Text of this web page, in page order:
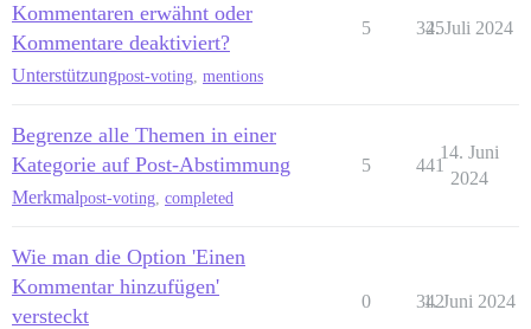
Kommentaren erwähnt oder
Kommentare deaktiviert?
Unterstützungpost-voting mentions
5 345
2. Juli 2024
Begrenze alle Themen in einer
Kategorie auf Post-Abstimmung
Merkmalpost-voting completed
5 441
14. Juni
2024
Wie man die Option 'Einen
Kommentar hinzufügen'
versteckt
0 342
1. Juni 2024